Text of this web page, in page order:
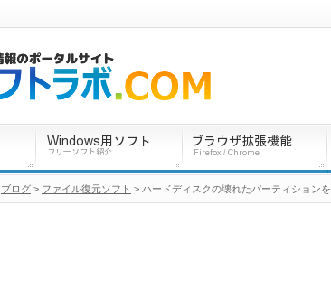
ブログ > ファイル復元ソフト > ハードディスクの壊れたパーティション